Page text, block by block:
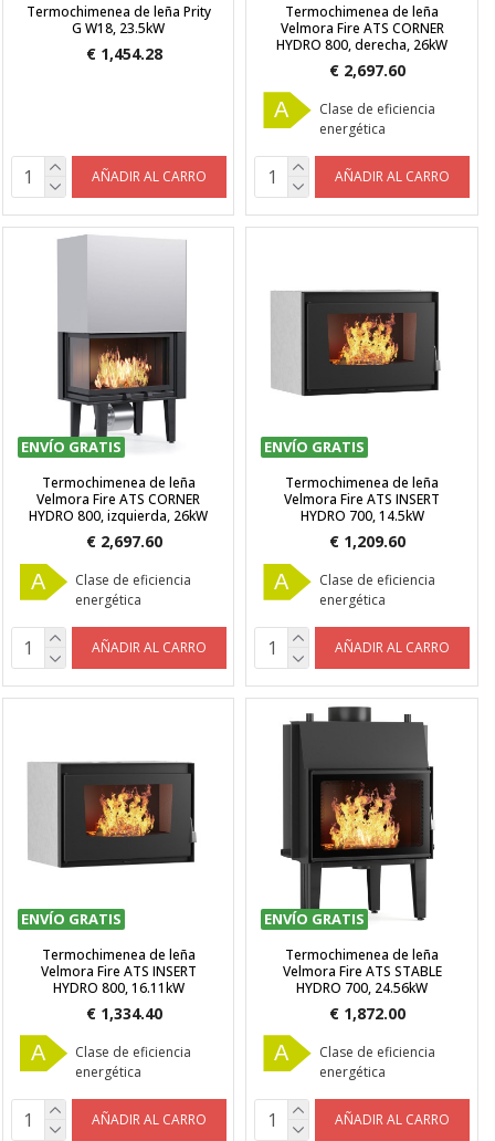
Termochimenea de leña Prity
G W18, 23.5kW
€ 1,454.28
AÑADIR AL CARRO
Termochimenea de leña
Velmora Fire ATS CORNER
HYDRO 800, derecha, 26kW
€ 2,697.60
A
Clase de eficiencia
energética
AÑADIR AL CARRO
ENVÍO GRATIS
Termochimenea de leña
Velmora Fire ATS CORNER
HYDRO 800, izquierda, 26kW
€ 2,697.60
A
Clase de eficiencia
energética
AÑADIR AL CARRO
ENVÍO GRATIS
Termochimenea de leña
Velmora Fire ATS INSERT
HYDRO 700, 14.5kW
€ 1,209.60
A
Clase de eficiencia
energética
AÑADIR AL CARRO
ENVÍO GRATIS
Termochimenea de leña
Velmora Fire ATS INSERT
HYDRO 800, 16.11kW
€ 1,334.40
A
Clase de eficiencia
energética
AÑADIR AL CARRO
ENVÍO GRATIS
Termochimenea de leña
Velmora Fire ATS STABLE
HYDRO 700, 24.56kW
€ 1,872.00
A
Clase de eficiencia
energética
AÑADIR AL CARRO